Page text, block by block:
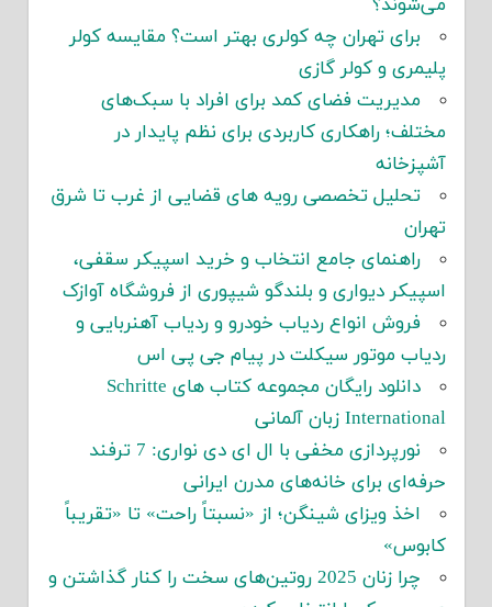
برای تهران چه کولری بهتر است؟ مقایسه کولر
پلیمری و کولر گازی
مدیریت فضای کمد برای افراد با سبک‌های
مختلف؛ راهکاری کاربردی برای نظم پایدار در
آشپزخانه
تحلیل تخصصی رویه های قضایی از غرب تا شرق
تهران
راهنمای جامع انتخاب و خرید اسپیکر سقفی،
اسپیکر دیواری و بلندگو شیپوری از فروشگاه آوازک
فروش انواع ردیاب خودرو و ردیاب آهنربایی و
ردیاب موتور سیکلت در پیام جی پی اس
دانلود رایگان مجموعه کتاب های Schritte
International زبان آلمانی
نورپردازی مخفی با ال ای دی نواری: 7 ترفند
حرفه‌ای برای خانه‌های مدرن ایرانی
اخذ ویزای شینگن؛ از «نسبتاً راحت» تا «تقریباً
کابوس»
چرا زنان 2025 روتین‌های سخت را کنار گذاشتن و